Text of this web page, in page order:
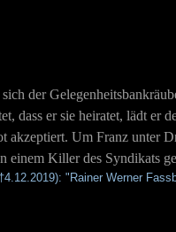
der
dass er sie heiratet, lädt
akzeptiert. Um Franz unter
Killer des Syndikats
: "Rainer Werner